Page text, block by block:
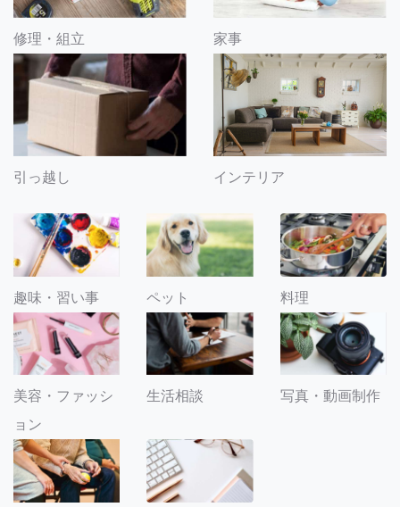
修理・組立 家事
引っ越し インテリア
趣味・習い事 ペット 料理
美容・ファッシ
ョン
生活相談 写真・動画制作